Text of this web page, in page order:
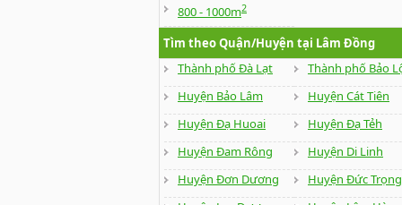
800 - 1000m2
Tìm theo Quận/Huyện tại Lâm Đồng
Thành phố Đà Lạt
Thành phố Bảo
Huyện Bảo Lâm
Huyện Cát Tiên
Huyện Đạ Huoai
Huyện Đạ Tẻh
Huyện Đam Rông
Huyện Di Linh
Huyện Đơn Dương
Huyện Đức Trọng